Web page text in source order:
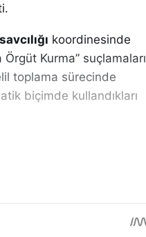
koordinesinde
Örgüt Kurma” suçlamaları
toplama sürecinde
biçimde kullandıkları
görev yapan
Operasyon,
personeli de
eş zamanlı olarak